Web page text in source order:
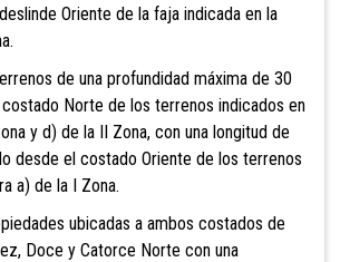
Oriente de la faja indicada en la
de una profundidad máxima de 30
Norte de los terrenos indicados en
y d) de la II Zona, con una longitud de
desde el costado Oriente de los terrenos
a) de la I Zona.
ubicadas a ambos costados de
Doce y Catorce Norte con una